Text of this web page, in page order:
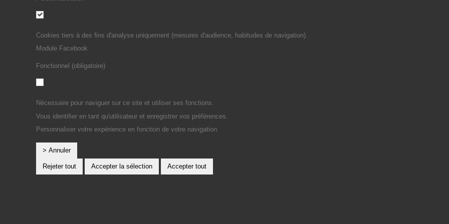
Cookies tiers à des fins d'analyse uniquement (mesures d'audience, habitudes de navigation).
Module Facebook
Fonctionnel (obligatoire)
Nécessaire pour naviguer sur ce site et utiliser ses fonctions.
Vous identifier en tant qu'utilisateur et enregistrer vos préférences.
Personnaliser votre expérience en fonction de votre navigation.
> Annuler
Rejeter tout Accepter la sélection Accepter tout